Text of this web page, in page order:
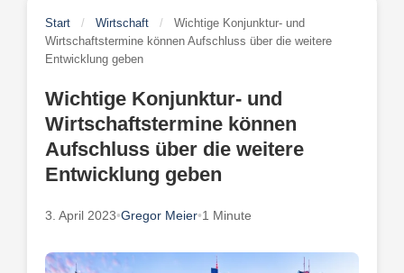
Start / Wirtschaft /
Wichtige Konjunktur- und
Wirtschaftstermine können Aufschluss über die weitere
Entwicklung geben
Wichtige Konjunktur- und
Wirtschaftstermine können
Aufschluss über die weitere
Entwicklung geben
3. April 2023•Gregor Meier•1 Minute